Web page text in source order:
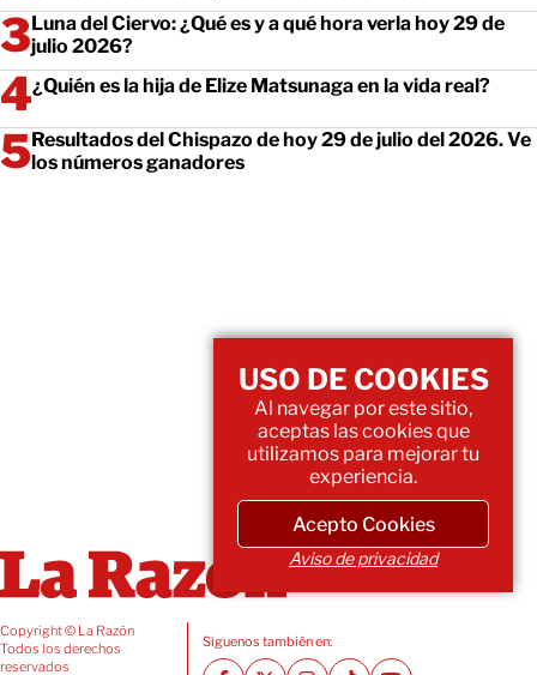
Luna del Ciervo: ¿Qué es y a qué hora verla hoy 29 de
julio 2026?
¿Quién es la hija de Elize Matsunaga en la vida real?
Resultados del Chispazo de hoy 29 de julio del 2026. Ve
los números ganadores
Copyright © La Razón
Todos los derechos
reservados
Siguenos también en:
USO DE COOKIES
Al navegar por este sitio,
aceptas las cookies que
utilizamos para mejorar tu
experiencia.
Acepto Cookies
Aviso de privacidad